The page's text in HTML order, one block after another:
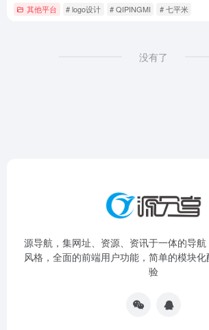
其他平台 # logo设计 # QIPINGMI # 七平米
没有了
源导航，集网址、资源、资讯于一体的导
风格，全面的前端用户功能，简单的模块
验